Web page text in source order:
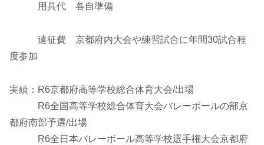
用具代 各自準備
遠征費 京都府内大会や練習試合に年間30試合程
度参加
実績：R6京都府高等学校総合体育大会/出場
R6全国高等学校総合体育大会バレーボールの部京
都府南部予選/出場
R6全日本バレーボール高等学校選手権大会京都府